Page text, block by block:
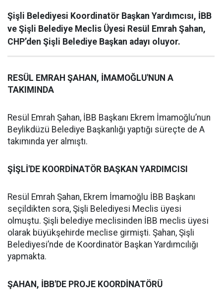
Şişli Belediyesi Koordinatör Başkan Yardımcısı, İBB
ve Şişli Belediye Meclis Üyesi Resül Emrah Şahan,
CHP’den Şişli Belediye Başkan adayı oluyor.
RESÜL EMRAH ŞAHAN, İMAMOĞLU'NUN A
TAKIMINDA
Resül Emrah Şahan, İBB Başkanı Ekrem İmamoğlu’nun
Beylikdüzü Belediye Başkanlığı yaptığı süreçte de A
takımında yer almıştı.
ŞİŞLİ'DE KOORDİNATÖR BAŞKAN YARDIMCISI
Resül Emrah Şahan, Ekrem İmamoğlu İBB Başkanı
seçildikten sora, Şişli Belediyesi Meclis üyesi
olmuştu. Şişli belediye meclisinden İBB meclis üyesi
olarak büyükşehirde meclise girmişti. Şahan, Şişli
Belediyesi’nde de Koordinatör Başkan Yardımcılığı
yapmakta.
ŞAHAN, İBB'DE PROJE KOORDİNATÖRÜ